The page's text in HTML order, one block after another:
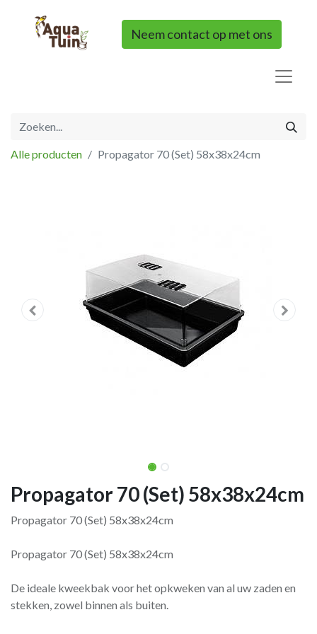
Neem contact op met ons
Alle producten Propagator 70 (Set) 58x38x24cm
Propagator 70 (Set) 58x38x24cm
Propagator 70 (Set) 58x38x24cm
Propagator 70 (Set) 58x38x24cm
De ideale kweekbak voor het opkweken van al uw zaden en
stekken, zowel binnen als buiten.